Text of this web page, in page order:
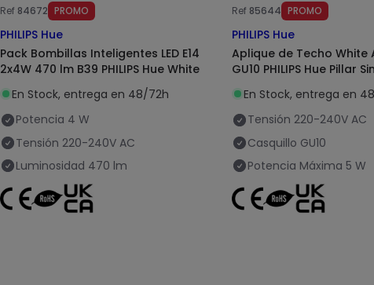
Ref 84672 PROMO
PHILIPS Hue
Pack Bombillas Inteligentes LED E14
2x4W 470 lm B39 PHILIPS Hue White
En Stock, entrega en 48/72h
Potencia 4 W
Tensión 220-240V AC
Luminosidad 470 lm
Ref 85644 PROMO
PHILIPS Hue
Aplique de Techo White
GU10 PHILIPS Hue Pillar
En Stock, entrega en
Tensión 220-240V AC
Casquillo GU10
Potencia Máxima 5 W